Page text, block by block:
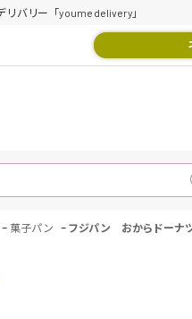
バリー「youme delivery」
-菓子パン - フジパン おからドーナ